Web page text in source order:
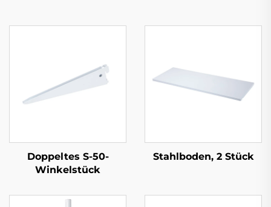
Doppeltes S-50-
Winkelstück
Stahlboden, 2 Stück